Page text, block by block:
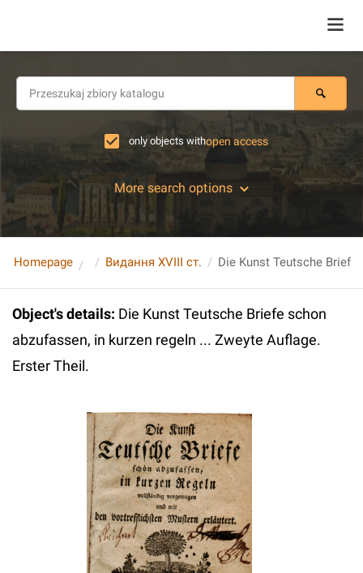
only objects withopen access
More search options
Homepage Видання XVIII ст.
Object's details: Die Kunst Teutsche Briefe schon
abzufassen, in kurzen regeln ... Zweyte Auflage.
Erster Theil.